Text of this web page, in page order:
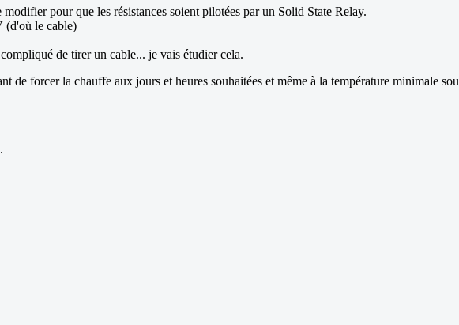
pour que les résistances soient pilotées par un Solid State Relay.
(d'où le cable)
de tirer un cable... je vais étudier cela.
de forcer la chauffe aux jours et heures souhaitées et même à la température minimale